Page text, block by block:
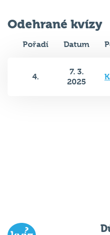
Odehrané kvízy
Pořadí Datum
4.
7. 3.
2025